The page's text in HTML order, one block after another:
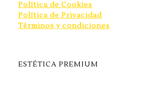
Política de Cookies
Política de Privacidad
Términos y condiciones
ESTÉTICA PREMIUM